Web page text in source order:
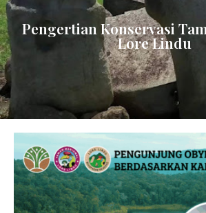
Pengertian Konservasi
Lore Lindu